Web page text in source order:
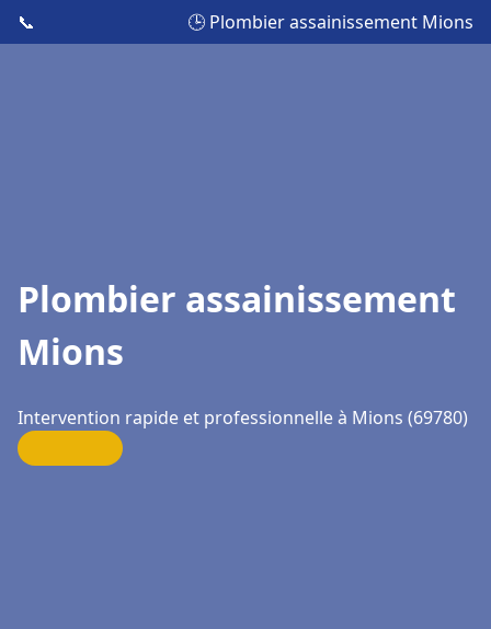
📞 🕒 Plombier assainissement Mions
Plombier assainissement
Mions
Intervention rapide et professionnelle à Mions (69780)